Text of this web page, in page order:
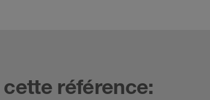
référence: